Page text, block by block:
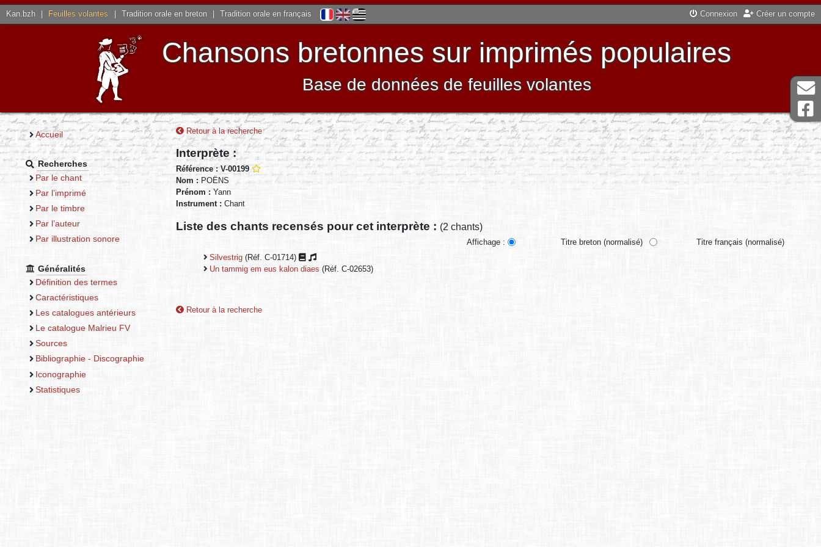
Kan.bzh Feuilles volantes Tradition orale en breton Tradition orale en français Connexion Créer un compte
Chansons bretonnes sur imprimés populaires
Base de données de feuilles volantes
Accueil
Recherches
Par le chant
Par l’imprimé
Par le timbre
Par l’auteur
Par illustration sonore
Généralités
Définition des termes
Caractéristiques
Les catalogues antérieurs
Le catalogue Malrieu FV
Sources
Bibliographie - Discographie
Iconographie
Statistiques
Retour à la recherche
Interprète :
Référence : V-00199
Nom : POËNS
Prénom : Yann
Instrument : Chant
Liste des chants recensés pour cet interprète : (2 chants)
Affichage : Titre breton (normalisé)
Titre français (normalisé)
Silvestrig (Réf. C-01714)
Un tammig em eus kalon diaes (Réf. C-02653)
Retour à la recherche